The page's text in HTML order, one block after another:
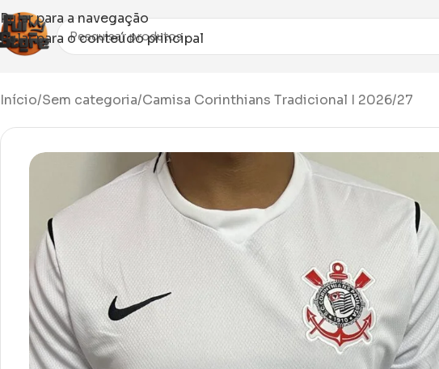
Pular para a navegação
Pular para o conteúdo principal
Início Sem categoria Camisa Corinthians Tradicional I 2026/27